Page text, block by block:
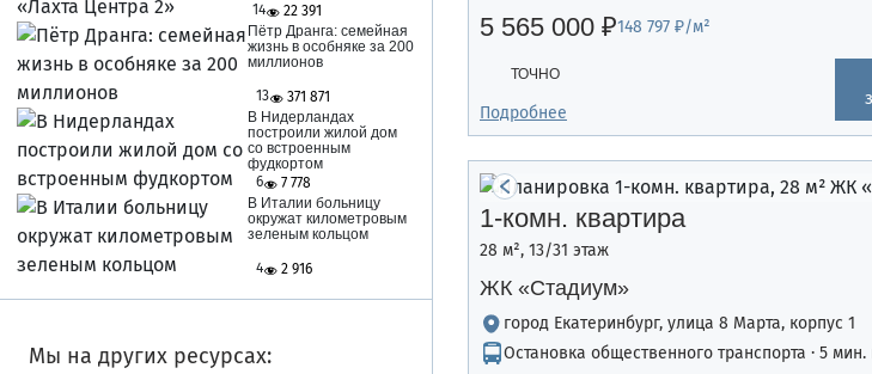
14
22 391
Пётр Дранга: семейная
жизнь в особняке за 200
миллионов
13
371 871
В Нидерландах
построили жилой дом
со встроенным
фудкортом
6
7 778
В Италии больницу
окружат километровым
зеленым кольцом
4
2 916
Мы на других ресурсах:
5 565 000 ₽148 797 ₽/м²
ТОЧНО
Подробнее
1-комн. квартира
28 м², 13/31 этаж
ЖК «Стадиум»
город Екатеринбург, улица 8 Марта, корпус 1
Остановка общественного транспорта · 5